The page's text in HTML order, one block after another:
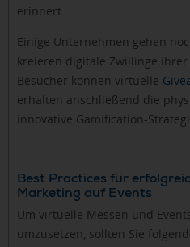
erinnert.
Einige Unternehmen gehen
kreieren digitale Zwillinge ihrer
Besucher können virtuelle
erhalten anschließend die
innovative Gamification-
Best Practices für
Marketing auf Events
Um virtuelle Messen und
umzusetzen, sollten Sie